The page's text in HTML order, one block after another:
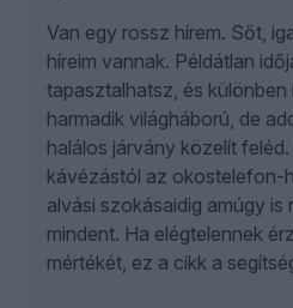
Van egy rossz hírem. Sőt,
híreim vannak. Példátlan
tapasztalhatsz, és különben
harmadik világháború, de
halálos járvány közelít
kávézástól az okostelefon-
alvási szokásaidig amúgy is
mindent. Ha elégtelennek
mértékét, ez a cikk a